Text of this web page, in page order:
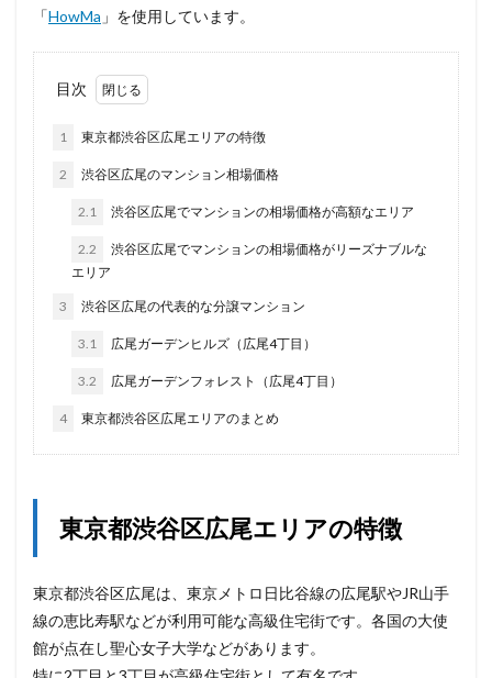
「HowMa 」を使用しています。
目次
1 東京都渋谷区広尾エリアの特徴
2 渋谷区広尾のマンション相場価格
2.1 渋谷区広尾でマンションの相場価格が高額なエリア
2.2
渋谷区広尾でマンションの相場価格がリーズナブルな
エリア
3 渋谷区広尾の代表的な分譲マンション
3.1 広尾ガーデンヒルズ（広尾4丁目）
3.2 広尾ガーデンフォレスト（広尾4丁目）
4 東京都渋谷区広尾エリアのまとめ
東京都渋谷区広尾エリアの特徴
東京都渋谷区広尾は、東京メトロ日比谷線の広尾駅やJR山手
線の恵比寿駅などが利用可能な高級住宅街です。各国の大使
館が点在し聖心女子大学などがあります。